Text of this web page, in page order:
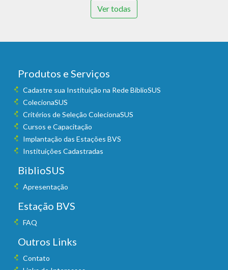
Ver todas
Produtos e Serviços
Cadastre sua Instituição na Rede BiblioSUS
ColecionaSUS
Critérios de Seleção ColecionaSUS
Cursos e Capacitação
Implantação das Estações BVS
Instituições Cadastradas
BiblioSUS
Apresentação
Estação BVS
FAQ
Outros Links
Contato